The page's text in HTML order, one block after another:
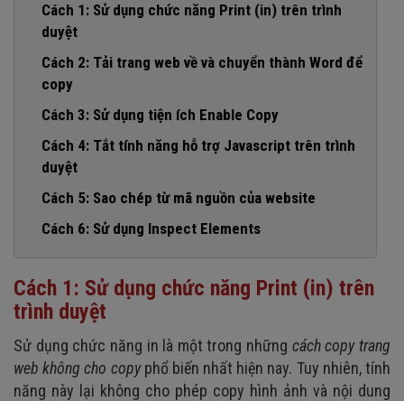
Cách 1: Sử dụng chức năng Print (in) trên trình
duyệt
Cách 2: Tải trang web về và chuyển thành Word để
copy
Cách 3: Sử dụng tiện ích Enable Copy
Cách 4: Tắt tính năng hỗ trợ Javascript trên trình
duyệt
Cách 5: Sao chép từ mã nguồn của website
Cách 6: Sử dụng Inspect Elements
Cách 1: Sử dụng chức năng Print (in) trên
trình duyệt
Sử dụng chức năng in là một trong những cách copy trang
web không cho copyphổ biến nhất hiện nay. Tuy nhiên, tính
năng này lại không cho phép copy hình ảnh và nội dung